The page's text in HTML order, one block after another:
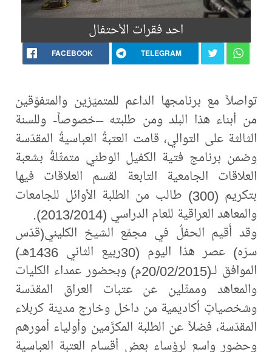
احد فقرات الأحتفال
FACEBOOK TELEGRAM
تواصلاً مع برنامجها الداعم للمتميّزين والمتفوّقين
من أبناء هذا البلد ومن طلبته –خصوصاً- وللسنة
الثالثة على التوالي، قامت العتبةُ العباسيةُ المقدّسة
وضمن برنامج فتية الكفيل الوطني متمثّلةً بشعبة
العلاقات الجامعية التابعة لقسم العلاقات فيها
بتكريم (300) طالب من الطلبة الأوائل للجامعات
والمعاهد العراقية للعام الدراسي (2013/2014).
وقد أُقيم الحفلُ في مجمّع الشيخ الكليني(قدّس
سرّه) عصر هذا اليوم (30ربيع الثاني 1436هـ)
الموافق لـ(20/02/2015م) وبحضور عمداء الكليات
والمعاهد وممثّلين عن عتبات العراق المقدّسة
وشخصياتٍ أكاديمية من داخل وخارج مدينة كربلاء
المقدّسة، فضلاً عن الطلبة المكرَّمين وأولياء أمورهم
وحضورٍ واسعٍ لرؤساء بعض أقسام العتبة العباسية